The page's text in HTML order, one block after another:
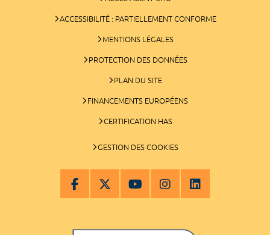
ACCESSIBILITÉ : PARTIELLEMENT CONFORME
MENTIONS LÉGALES
PROTECTION DES DONNÉES
PLAN DU SITE
FINANCEMENTS EUROPÉENS
CERTIFICATION HAS
GESTION DES COOKIES